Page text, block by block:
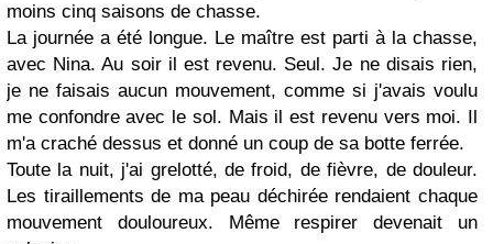
moins cinq saisons de chasse.
La journée a été longue. Le maître est parti à la chasse,
avec Nina. Au soir il est revenu. Seul. Je ne disais rien,
je ne faisais aucun mouvement, comme si j'avais voulu
me confondre avec le sol. Mais il est revenu vers moi. Il
m'a craché dessus et donné un coup de sa botte ferrée.
Toute la nuit, j'ai grelotté, de froid, de fièvre, de douleur.
Les tiraillements de ma peau déchirée rendaient chaque
mouvement douloureux. Même respirer devenait un